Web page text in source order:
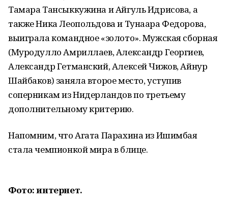
Тамара Тансыккужина и Айгуль Идрисова, а
также Ника Леопольдова и Тунаара Федорова,
выиграла командное «золото». Мужская сборная
(Муродулло Амриллаев, Александр Георгиев,
Александр Гетманский, Алексей Чижов, Айнур
Шайбаков) заняла второе место, уступив
соперникам из Нидерландов по третьему
дополнительному критерию.
Напомним, что Агата Парахина из Ишимбая
стала чемпионкой мира в блице.
Фото: интернет.